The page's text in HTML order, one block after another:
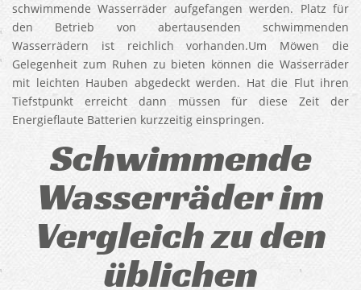
schwimmende Wasserräder aufgefangen werden. Platz für
den Betrieb von abertausenden schwimmenden
Wasserrädern ist reichlich vorhanden.Um Möwen die
Gelegenheit zum Ruhen zu bieten können die Wasserräder
mit leichten Hauben abgedeckt werden. Hat die Flut ihren
Tiefstpunkt erreicht dann müssen für diese Zeit der
Energieflaute Batterien kurzzeitig einspringen.
Schwimmende
Wasserräder im
Vergleich zu den
üblichen